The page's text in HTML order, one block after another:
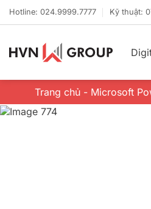
Bỏ
quaHotline: 024.9999.7777 Kỹ thuật:
Trang chủ - Microsoft